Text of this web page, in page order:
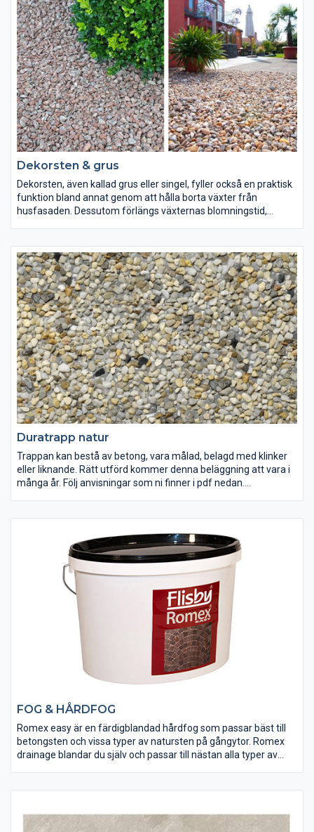
Dekorsten & grus
Dekorsten, även kallad grus eller singel, fyller också en praktisk
funktion bland annat genom att hålla borta växter från
husfasaden. Dessutom förlängs växternas blomningstid,
även till att hålla fukten i jorden. Dekorsten går att använda
både som dekoration i en trädgård men går även att lägga i
rabatter eller utkanten och tomten för att få ett lättskött avslut
på trädgården. I vårt breda sortiment av dekorsten finns även
skifferkross, diabaskross, svensk sjösten, tumlad marmor,
pärlsingel, gårdssingel, flodsten, kullersten m.m.
Duratrapp natur
Trappan kan bestå av betong, vara målad, belagd med klinker
eller liknande. Rätt utförd kommer denna beläggning att vara i
många år. Följ anvisningar som ni finner i pdf nedan.
FOG & HÅRDFOG
Romex easy är en färdigblandad hårdfog som passar bäst till
betongsten och vissa typer av natursten på gångytor. Romex
drainage blandar du själv och passar till nästan alla typer av